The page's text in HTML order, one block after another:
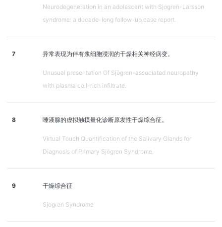
Neurodegeneration in an adolescent with Sjogren-Larsson
syndrome: a decade-long follow-up case report.
7 异常表现为伴有浆细胞浸润的干燥相关神经病变。
Unusual presentation Of Sjögren-associated neuropathy
with plasma cell-rich infiltrate.
8 唾液腺的虚拟触摸量化诊断原发性干燥综合征。
Virtual Touch Quantification of the Salivary Glands for
Diagnosis of Primary Sjögren Syndrome.
9 干燥综合征
Sjogren Syndrome